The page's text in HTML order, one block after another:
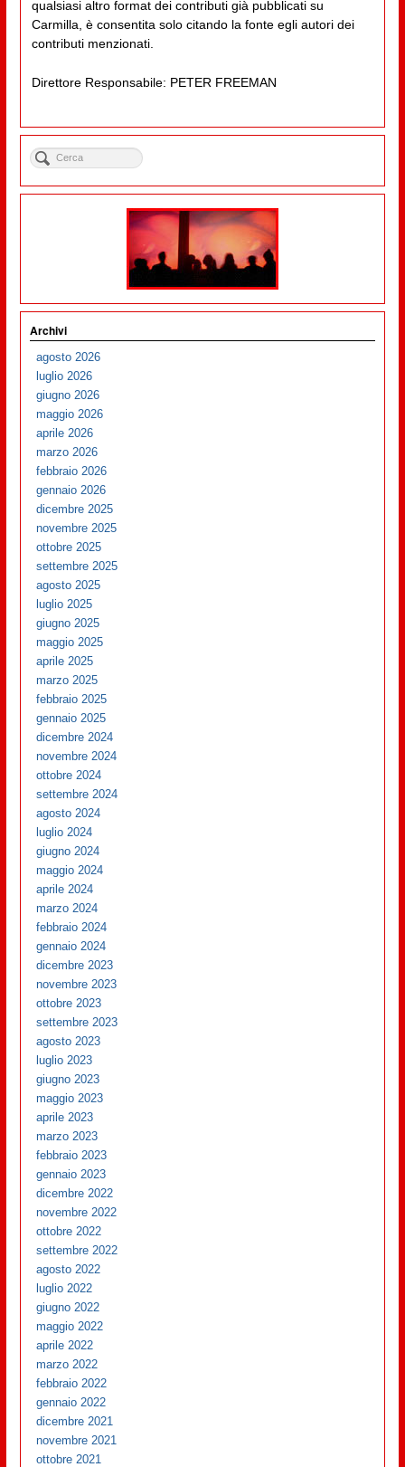
qualsiasi altro format dei contributi già pubblicati su
Carmilla, è consentita solo citando la fonte egli autori dei
contributi menzionati.
Direttore Responsabile: PETER FREEMAN
Archivi
agosto 2026
luglio 2026
giugno 2026
maggio 2026
aprile 2026
marzo 2026
febbraio 2026
gennaio 2026
dicembre 2025
novembre 2025
ottobre 2025
settembre 2025
agosto 2025
luglio 2025
giugno 2025
maggio 2025
aprile 2025
marzo 2025
febbraio 2025
gennaio 2025
dicembre 2024
novembre 2024
ottobre 2024
settembre 2024
agosto 2024
luglio 2024
giugno 2024
maggio 2024
aprile 2024
marzo 2024
febbraio 2024
gennaio 2024
dicembre 2023
novembre 2023
ottobre 2023
settembre 2023
agosto 2023
luglio 2023
giugno 2023
maggio 2023
aprile 2023
marzo 2023
febbraio 2023
gennaio 2023
dicembre 2022
novembre 2022
ottobre 2022
settembre 2022
agosto 2022
luglio 2022
giugno 2022
maggio 2022
aprile 2022
marzo 2022
febbraio 2022
gennaio 2022
dicembre 2021
novembre 2021
ottobre 2021